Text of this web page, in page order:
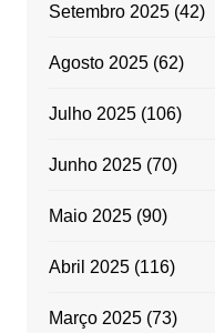
Setembro 2025(42)
Agosto 2025(62)
Julho 2025(106)
Junho 2025(70)
Maio 2025(90)
Abril 2025(116)
Março 2025(73)